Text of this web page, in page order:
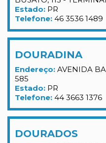
Estado: PR
Telefone: 46 3536 1489
DOURADINA
Endereço: AVENIDA
585
Estado: PR
Telefone: 44 3663 1376
DOURADOS